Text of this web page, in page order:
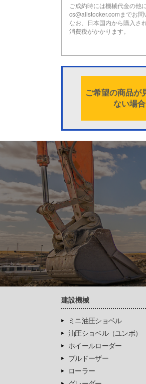
ご成約時には機械代金の他
cs@allstocker.comまでお問
なお、日本国内から購入さ
消費税がかかります。
ご希望の商品が
ない場合
建設機械
ミニ油圧ショベル
油圧ショベル（ユンボ）
ホイールローダー
ブルドーザー
ローラー